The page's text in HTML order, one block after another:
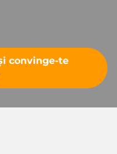
convinge-te